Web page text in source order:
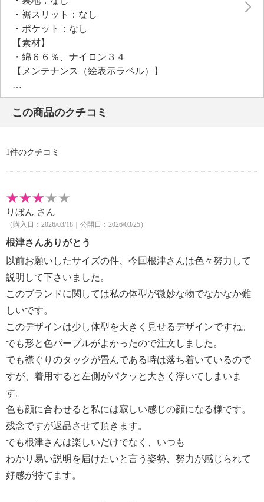
・裾スリット：なし
・ポケット：なし
【素材】
・綿６６％、ナイロン３４
【メンテナンス（絵表示ラベル）】
・手洗い：可
・漂白処理：塩素系・酸素系漂白不可
・タンブル乾燥：不可
・自然乾燥：日陰の吊り干し
・ウエットクリーニング：可
【メンテナンス（ケアラベル）】
・単品洗い
・摩擦による色落ち、色移り注意
・過度な力をかけない
【個体差あり】
個体差あり
【原産国（地）】
・中国製
この商品のクチコミ
1件のクチコミ
りぼん さん
（購入日：2026/03/18｜公開日：2026/03/25）
根津さんありがとう
以前お願いしたサイズの件、今回根津さんは色々努力して
説明して下さいました。
このブランドに関しては私の体型が微妙な物でなかなか難
しいです。
このデザインは少し体型を大きく見せるデザインですね。
でも形と色パープルがよかったので注文しました。
でも襟ぐりのタックが畳んである時は落ち着いているので
すが、着用すると左側がパクッと大きく浮いてしまいま
す。
色も顔に合わせると私には寂しい感じの顔になる様です。
残念ですが返品させて頂きます。
でも根津さんは楽しいだけでなく、いつも
わかり易い説明を届けたいと言う姿勢、努力が感じられて
好感が持てます。